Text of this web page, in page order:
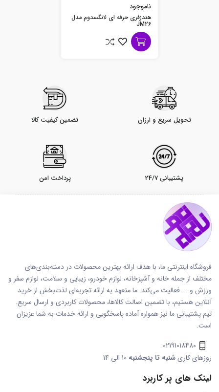
ناموجود
هندزفری حرفه ای لانگسدوم مدل
JM26
تحویل سریع و ارزان تضمین کیفیت کالا
پشتیبانی 24/7 پرداخت امن
فروشگاه اینترنتی ما، با هدف ارائه بهترین محصولات در دسته‌بندی‌های
مختلف از جمله خانه و آشپزخانه، لوازم خودرو، زیبایی و سلامت، لوازم سفر و
ورزش و ... فعالیت می‌کند. ما متعهد به ارائه تجربه‌ای لذت‌بخش از خرید
آنلاین هستیم، با تضمین اصالت کالاها، محصولات کاربردی و ارسال سریع.
تیم پشتیبانی ما نیز همواره آماده پاسخگویی و ارائه خدمات به شما عزیزان
است.
02191018480
روزهای کاریشنبه تا پنجشنبه
لینک های پر کاربرد